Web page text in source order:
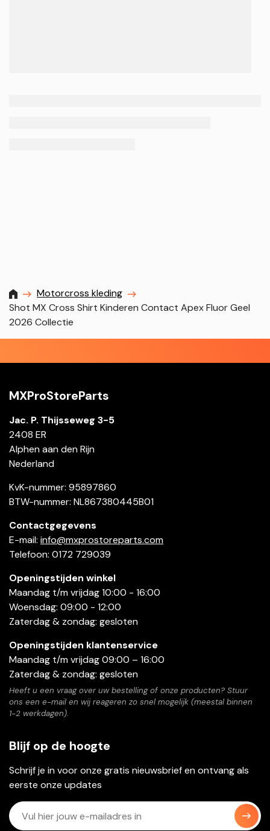
MXProstoreparts
Motorcross kleding
Shot MX Cross Shirt Kinderen Contact Apex Fluor Geel
2026 Collectie
MXProStoreParts
Jac. P. Thijsseweg 3-5
2408 ER
Alphen aan den Rijn
Nederland
KvK-nummer: 95897860
BTW-nummer: NL867380445B01
Contactgegevens
E-mail: info@mxprostoreparts.com
Telefoon: 0172 729039
Openingstijden winkel
Maandag t/m vrijdag 10:00 - 16:00
Woensdag: 09:00 - 12:00
Zaterdag & zondag: gesloten
Openingstijden klantenservice
Maandag t/m vrijdag 09:00 – 16:00
Zaterdag & zondag: gesloten
Heeft u een vraag over uw bestelling of onze producten? Stuur
ons een e-mail en wij reageren zo snel mogelijk (meestal binnen
1-2 werkdagen).
Blijf op de hoogte
Schrijf je in voor onze gratis nieuwsbrief en ontvang als
eerste onze updates